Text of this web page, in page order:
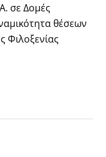
σε Δομές
θέσεων
Φιλοξενίας